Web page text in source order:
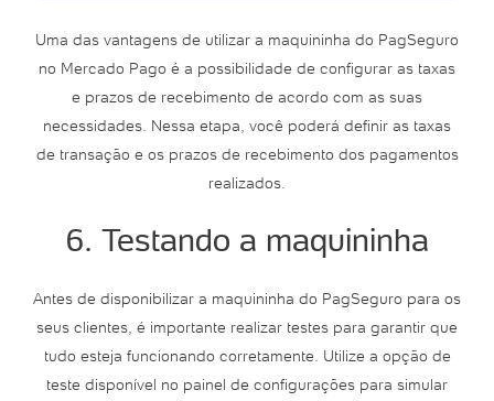
Uma das vantagens de utilizar a maquininha do PagSeguro
no Mercado Pago é a possibilidade de configurar as taxas
e prazos de recebimento de acordo com as suas
necessidades. Nessa etapa, você poderá definir as taxas
de transação e os prazos de recebimento dos pagamentos
realizados.
6. Testando a maquininha
Antes de disponibilizar a maquininha do PagSeguro para os
seus clientes, é importante realizar testes para garantir que
tudo esteja funcionando corretamente. Utilize a opção de
teste disponível no painel de configurações para simular